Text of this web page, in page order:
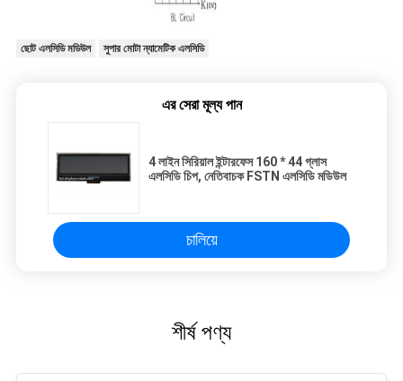
ছোট এলসিডি মডিউল সুপার মোটা ন্যামেটিক এলসিডি
এর সেরা মূল্য পান
4 লাইন সিরিয়াল ইন্টারফেস 160 * 44 গ্লাস
এলসিডি চিপ, নেতিবাচক FSTN এলসিডি মডিউল
চালিয়ে
শীর্ষ পণ্য